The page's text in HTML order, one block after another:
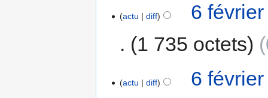
actu diff
6
1 735 octets
actu diff
6